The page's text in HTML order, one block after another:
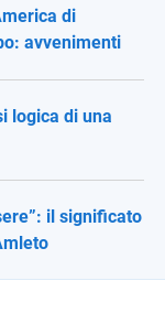
di
avvenimenti
logica di una
il significato